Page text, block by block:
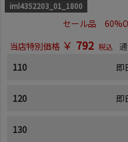
iml4352203_01_1800
セール品
当店特別価格 ￥ 792 税込
110 即
120 即
130